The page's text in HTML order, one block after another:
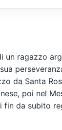
ragazzo
da Santa
poi nel
da subito